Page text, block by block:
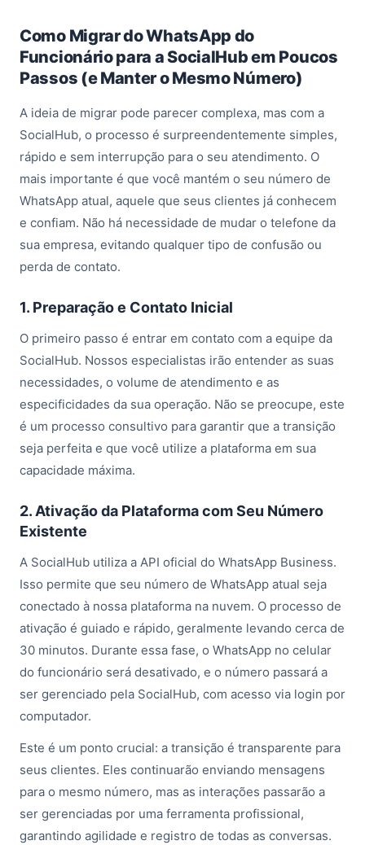
Como Migrar do WhatsApp do
Funcionário para a SocialHub em Poucos
Passos (e Manter o Mesmo Número)
A ideia de migrar pode parecer complexa, mas com a
SocialHub, o processo é surpreendentemente simples,
rápido e sem interrupção para o seu atendimento. O
mais importante é que você mantém o seu número de
WhatsApp atual, aquele que seus clientes já conhecem
e confiam. Não há necessidade de mudar o telefone da
sua empresa, evitando qualquer tipo de confusão ou
perda de contato.
1. Preparação e Contato Inicial
O primeiro passo é entrar em contato com a equipe da
SocialHub. Nossos especialistas irão entender as suas
necessidades, o volume de atendimento e as
especificidades da sua operação. Não se preocupe, este
é um processo consultivo para garantir que a transição
seja perfeita e que você utilize a plataforma em sua
capacidade máxima.
2. Ativação da Plataforma com Seu Número
Existente
A SocialHub utiliza a API oficial do WhatsApp Business.
Isso permite que seu número de WhatsApp atual seja
conectado à nossa plataforma na nuvem. O processo de
ativação é guiado e rápido, geralmente levando cerca de
30 minutos. Durante essa fase, o WhatsApp no celular
do funcionário será desativado, e o número passará a
ser gerenciado pela SocialHub, com acesso via login por
computador.
Este é um ponto crucial: a transição é transparente para
seus clientes. Eles continuarão enviando mensagens
para o mesmo número, mas as interações passarão a
ser gerenciadas por uma ferramenta profissional,
garantindo agilidade e registro de todas as conversas.